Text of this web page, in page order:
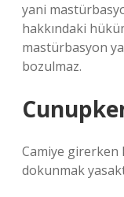
yani
hakkındaki
mastürbasyon
bozulmaz.
Camiye girerken
dokunmak